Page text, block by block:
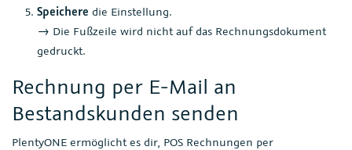
Speichere die Einstellung.
→ Die Fußzeile wird nicht auf das Rechnungsdokument
gedruckt.
Rechnung per E-Mail an
Bestandskunden senden
PlentyONE ermöglicht es dir, POS Rechnungen per